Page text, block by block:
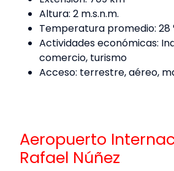
Altura: 2 m.s.n.m.
Temperatura promedio: 28
Actividades económicas:
comercio, turismo
Acceso: terrestre, aéreo,
Aeropuerto
Rafael Núñez